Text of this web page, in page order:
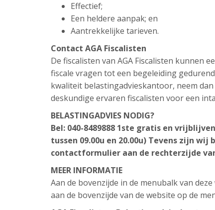
Effectief;
Een heldere aanpak; en
Aantrekkelijke tarieven.
Contact AGA Fiscalisten
De fiscalisten van AGA Fiscalisten kunnen
fiscale vragen tot een begeleiding
kwaliteit belastingadvieskantoor, neem
deskundige ervaren fiscalisten voor een
BELASTINGADVIES NODIG?
Bel: 040-8489888 1ste gratis en
tussen 09.00u en 20.00u) Tevens zijn
contactformulier aan de rechterzijde
MEER INFORMATIE
Aan de bovenzijde in de menubalk van
aan de bovenzijde van de website op de